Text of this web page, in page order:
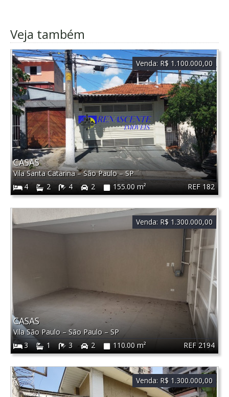
Veja também
REF 182
CASAS
Vila Santa Catarina–São Paulo–SP
4
2 4 2 155.00 m²
Venda: R$ 1.100.000,00
REF 2194
CASAS
Vila São Paulo – São Paulo– SP
3
1 3 2 110.00 m²
Venda: R$ 1.300.000,00
Venda: R$ 1.300.000,00